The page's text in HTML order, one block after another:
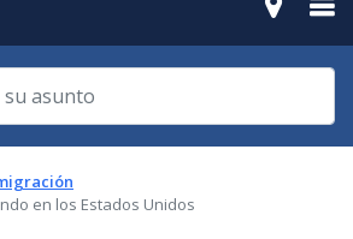
en los Estados Unidos